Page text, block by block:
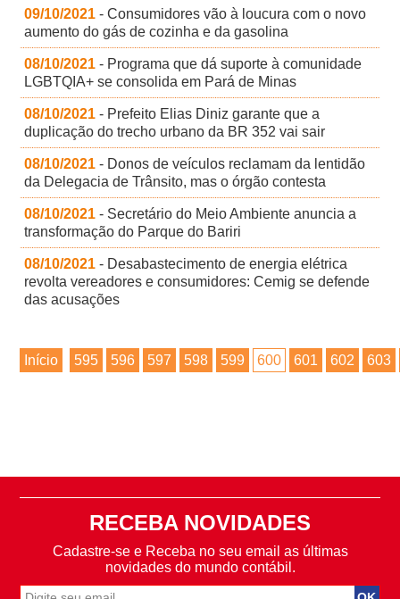
09/10/2021 - Consumidores vão à loucura com o novo
aumento do gás de cozinha e da gasolina
08/10/2021 - Programa que dá suporte à comunidade
LGBTQIA+ se consolida em Pará de Minas
08/10/2021 - Prefeito Elias Diniz garante que a
duplicação do trecho urbano da BR 352 vai sair
08/10/2021 - Donos de veículos reclamam da lentidão
da Delegacia de Trânsito, mas o órgão contesta
08/10/2021 - Secretário do Meio Ambiente anuncia a
transformação do Parque do Bariri
08/10/2021 - Desabastecimento de energia elétrica
revolta vereadores e consumidores: Cemig se defende
das acusações
Início 595 596 597 598 599 600 601 602 603
RECEBA NOVIDADES
Cadastre-se e Receba no seu email as últimas
novidades do mundo contábil.